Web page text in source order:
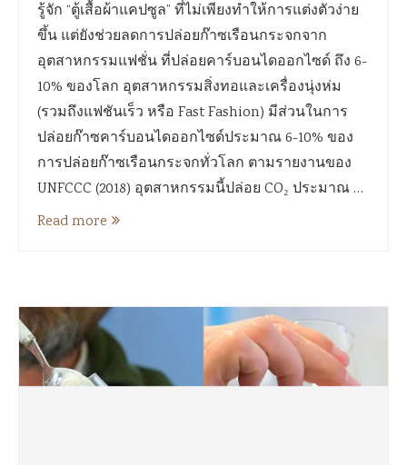
รู้จัก “ตู้เสื้อผ้าแคปซูล” ที่ไม่เพียงทำให้การแต่งตัวง่าย
ขึ้น แต่ยังช่วยลดการปล่อยก๊าซเรือนกระจกจาก
อุตสาหกรรมแฟชั่น ที่ปล่อยคาร์บอนไดออกไซด์ ถึง 6-
10% ของโลก อุตสาหกรรมสิ่งทอและเครื่องนุ่งห่ม
(รวมถึงแฟชันเร็ว หรือ Fast Fashion) มีส่วนในการ
ปล่อยก๊าซคาร์บอนไดออกไซด์ประมาณ 6-10% ของ
การปล่อยก๊าซเรือนกระจกทั่วโลก ตามรายงานของ
UNFCCC (2018) อุตสาหกรรมนี้ปล่อย CO₂ ประมาณ …
Read more